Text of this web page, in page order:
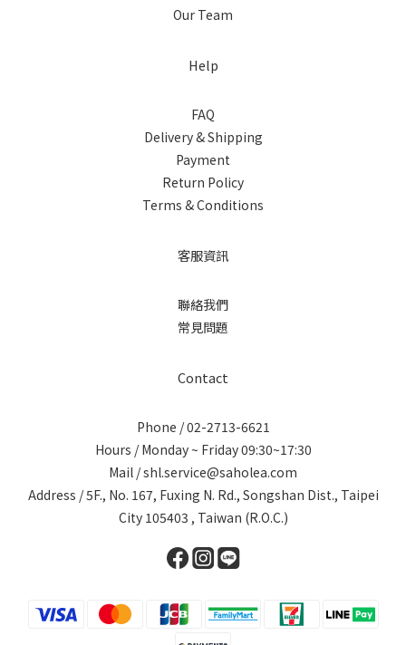
Our Team
Help
FAQ
Delivery & Shipping
Payment
Return Policy
Terms & Conditions
客服資訊
聯絡我們
常見問題
Contact
Phone / 02-2713-6621
Hours / Monday ~ Friday 09:30~17:30
Mail / shl.service@saholea.com
Address / 5F., No. 167, Fuxing N. Rd., Songshan Dist., Taipei
City 105403 , Taiwan (R.O.C.)